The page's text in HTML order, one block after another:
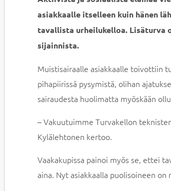
asiakkaalle itselleen kuin hänen
tavallista urheilukelloa. Lisäturva
sijainnista.
Muistisairaalle asiakkaalle toivottiin
pihapiirissä pysymistä, olihan
sairaudesta huolimatta myöskään
– Vakuutuimme Turvakellon
Kylälehtonen kertoo.
Vaakakupissa painoi myös se, ettei
aina. Nyt asiakkaalla puolisoineen